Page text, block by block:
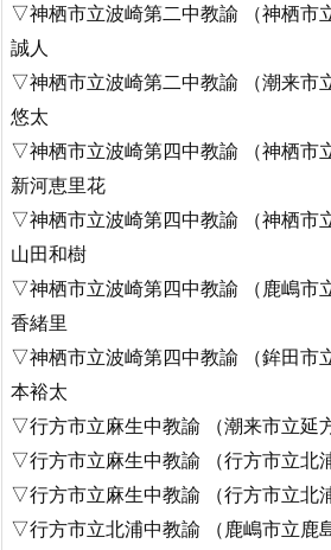
▽神栖市立波崎第二中教諭 （神栖
誠人
▽神栖市立波崎第二中教諭 （潮来市
悠太
▽神栖市立波崎第四中教諭 （神栖市
新河恵里花
▽神栖市立波崎第四中教諭 （神栖市
山田和樹
▽神栖市立波崎第四中教諭 （鹿嶋
香緒里
▽神栖市立波崎第四中教諭 （鉾田
本裕太
▽行方市立麻生中教諭 （潮来市立
▽行方市立麻生中教諭 （行方市立
▽行方市立麻生中教諭 （行方市立
▽行方市立北浦中教諭 （鹿嶋市立